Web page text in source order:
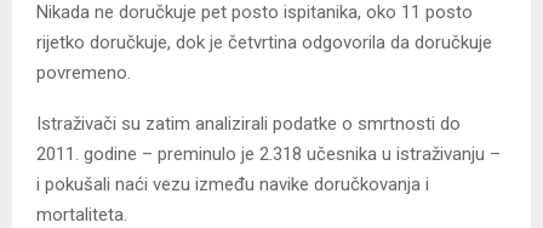
Nikada ne doručkuje pet posto ispitanika, oko 11 posto
rijetko doručkuje, dok je četvrtina odgovorila da doručkuje
povremeno.
Istraživači su zatim analizirali podatke o smrtnosti do
2011. godine – preminulo je 2.318 učesnika u istraživanju –
i pokušali naći vezu između navike doručkovanja i
mortaliteta.